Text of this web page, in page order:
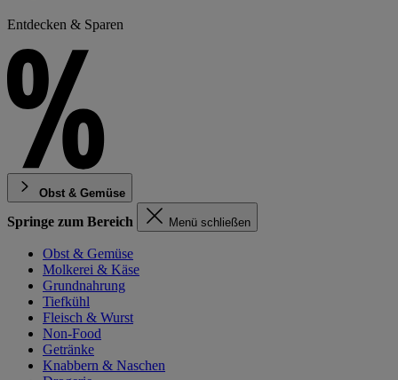
Entdecken & Sparen
Obst & Gemüse
Springe zum Bereich Menü schließen
Obst & Gemüse
Molkerei & Käse
Grundnahrung
Tiefkühl
Fleisch & Wurst
Non-Food
Getränke
Knabbern & Naschen